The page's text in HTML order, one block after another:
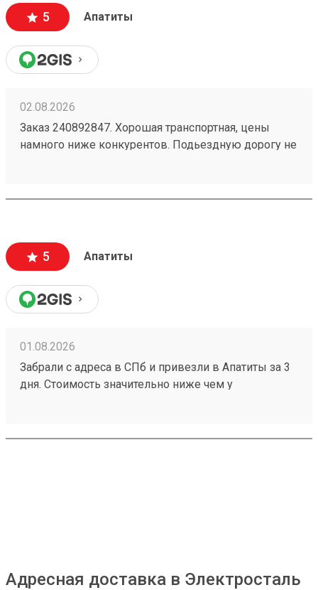
5 Апатиты
02.08.2026
Заказ 240892847. Хорошая транспортная, цены
намного ниже конкурентов. Подьездную дорогу не
подскажут как лучше упаковать. Заказы
5 Апатиты
01.08.2026
Забрали с адреса в СПб и привезли в Апатиты за 3
дня. Стоимость значительно ниже чем у
компанией! Номер заказа 260691900.
Адресная доставка в Электросталь